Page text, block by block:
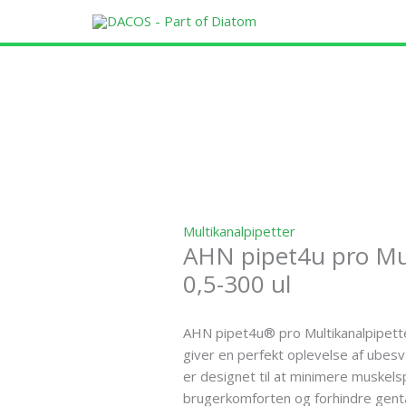
Multikanalpipetter
AHN pipet4u pro
0,5-300 ul
AHN pipet4u® pro
giver en perfekt oplevelse af
er designet til at minimere
brugerkomforten og forhindre